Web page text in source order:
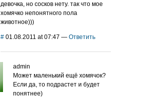
девочка, но сосков нету. так что мое
хомячко непонятного пола
животное)))
# 01.08.2011 at 07:47 — Ответить
admin
Может маленький ещё хомячок?
Если да, то подрастет и будет
понятнее)